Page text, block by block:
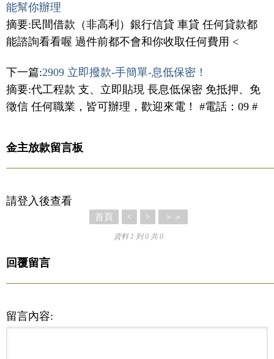
能幫你辦理
摘要:民間借款（非高利）銀行信貸 車貸 任何貸款都
能諮詢看看喔 過件前都不會和你收取任何費用 <
下一篇:2909 立即撥款-手簡單-息低保密！
摘要:代工程款 支、立即貼現 長息低保密 免抵押、免
徵信 任何職業，皆可辦理，歡迎來電！ #電話：09 #
金主放款留言板
請登入後查看
首頁 < > ＞＞
資料 1 到 0 共 0
回覆留言
留言內容: